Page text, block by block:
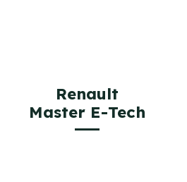
Renault
Master E-Tech